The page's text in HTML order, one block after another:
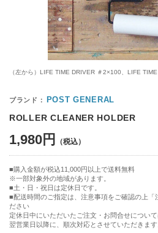
POST GENERAL
ROLLER CLEANER HOLDER
1,980円
購入金額が税込11,000円以上で送料無料
※一部対象外の地域があります。
土・日・祝日は定休日です。
■配送時間のご指定は、注意事項をご確認の上「
ださい
定休日中にいただいたご注文・お問合せについて
翌営業日以降に、順次対応とさせていただきます